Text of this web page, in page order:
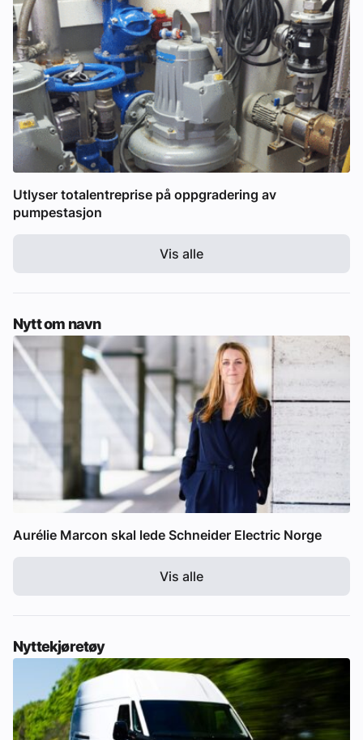
Utlyser totalentreprise på oppgradering av
pumpestasjon
Vis alle
Nytt om navn
Aurélie Marcon skal lede Schneider Electric Norge
Vis alle
Nyttekjøretøy